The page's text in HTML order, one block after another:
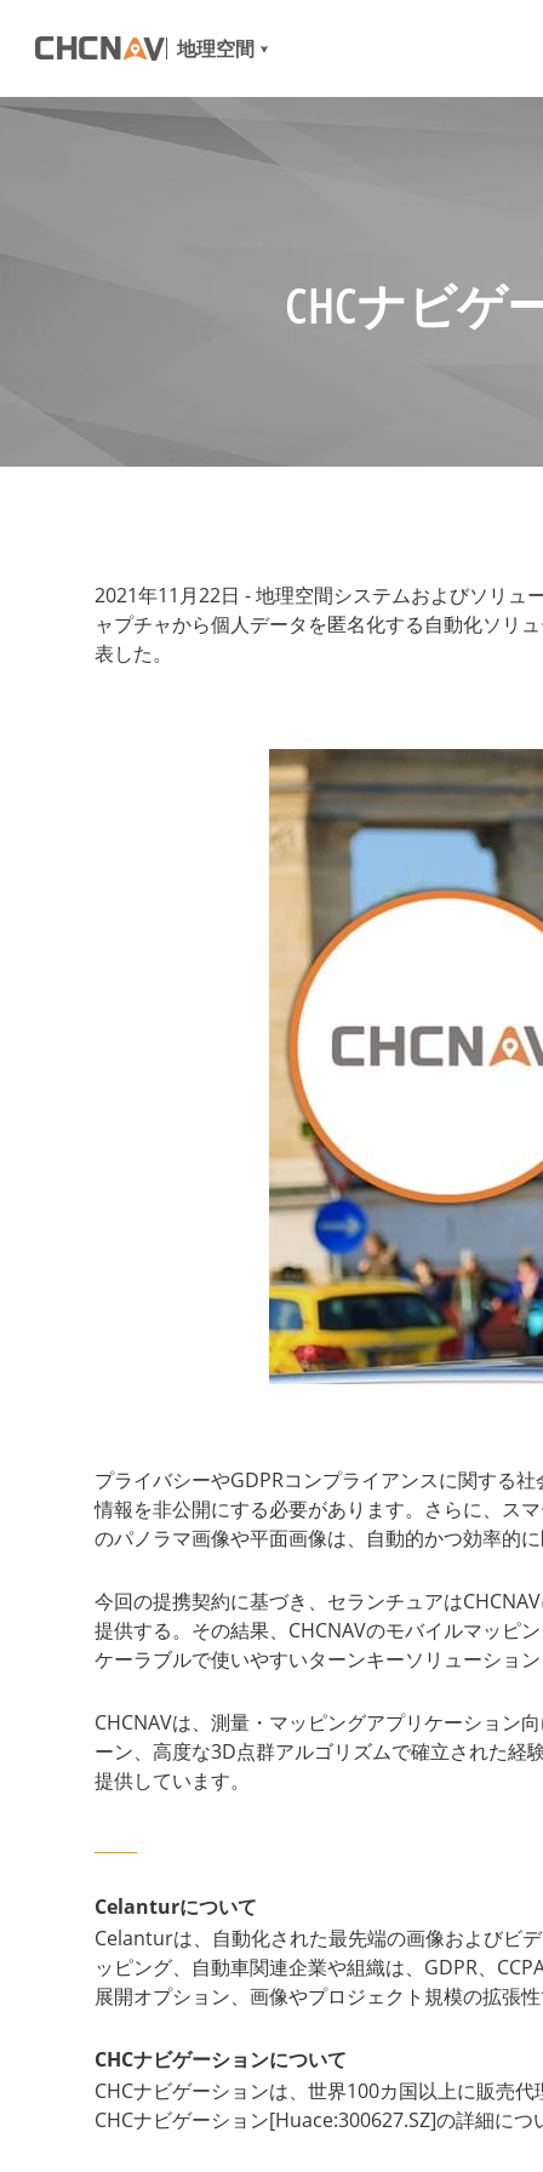
地理空間
CHCナビ
2021年11月22日 - 地理空間システムおよびソリュ
ャプチャから個人データを匿名化する自動化ソリ
表した。
プライバシーやGDPRコンプライアンスに関する
情報を非公開にする必要があります。さらに、ス
のパノラマ画像や平面画像は、自動的かつ効率的
今回の提携契約に基づき、セランチュアは
提供する。その結果、CHCNAVのモバイルマッピ
ケーラブルで使いやすいターンキーソリューショ
CHCNAVは、測量・マッピングアプリケーション
ーン、高度な3D点群アルゴリズムで確立された経
提供しています。
Celanturについて
Celanturは、自動化された最先端の画像およびビ
ッピング、自動車関連企業や組織は、GDPR、
展開オプション、画像やプロジェクト規模の拡張
CHCナビゲーションについて
CHCナビゲーションは、世界100カ国以上に販売
CHCナビゲーション[Huace:300627.SZ]の詳細につ